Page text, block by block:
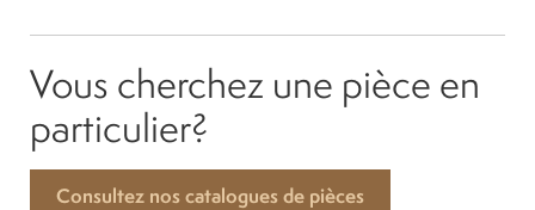
Vous cherchez une pièce en
particulier?
Consultez nos catalogues de pièces